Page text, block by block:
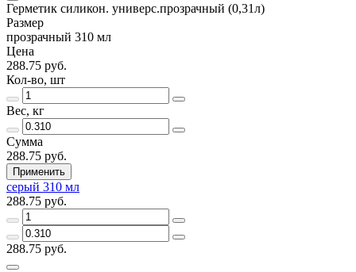
Герметик силикон. универс.прозрачный (0,31л)
Размер
прозрачный 310 мл
Цена
288.75 руб.
Кол-во, шт
Вес, кг
Сумма
288.75 руб.
Применить
серый 310 мл
288.75 руб.
288.75 руб.